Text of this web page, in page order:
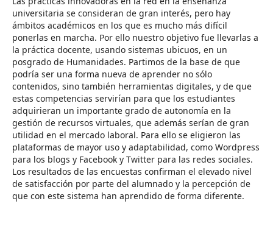
universitaria se consideran de gran interés, pero hay
ámbitos académicos en los que es mucho más difícil
ponerlas en marcha. Por ello nuestro objetivo fue llevarlas a
la práctica docente, usando sistemas ubicuos, en un
posgrado de Humanidades. Partimos de la base de que
podría ser una forma nueva de aprender no sólo
contenidos, sino también herramientas digitales, y de que
estas competencias servirían para que los estudiantes
adquirieran un importante grado de autonomía en la
gestión de recursos virtuales, que además serían de gran
utilidad en el mercado laboral. Para ello se eligieron las
plataformas de mayor uso y adaptabilidad, como Wordpress
para los blogs y Facebook y Twitter para las redes sociales.
Los resultados de las encuestas confirman el elevado nivel
de satisfacción por parte del alumnado y la percepción de
que con este sistema han aprendido de forma diferente.